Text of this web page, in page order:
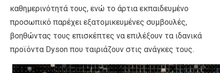
καθημερινότητά τους, ενώ το άρτια εκπαιδευμένο
προσωπικό παρέχει εξατομικευμένες συμβουλές,
βοηθώντας τους επισκέπτες να επιλέξουν τα ιδανικά
προϊόντα Dyson που ταιριάζουν στις ανάγκες τους.